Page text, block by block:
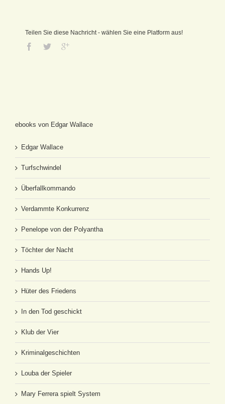
Teilen Sie diese Nachricht - wählen Sie eine Platform aus!
ebooks von Edgar Wallace
Edgar Wallace
Turfschwindel
Überfallkommando
Verdammte Konkurrenz
Penelope von der Polyantha
Töchter der Nacht
Hands Up!
Hüter des Friedens
In den Tod geschickt
Klub der Vier
Kriminalgeschichten
Louba der Spieler
Mary Ferrera spielt System